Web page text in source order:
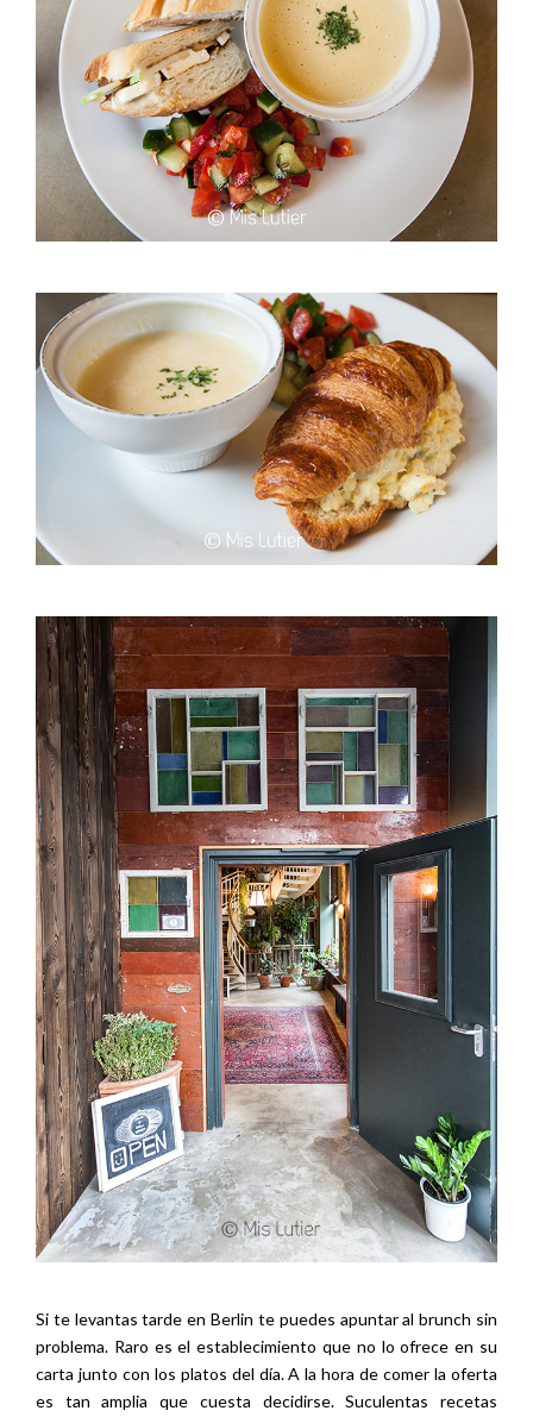
Si te levantas tarde en Berlin te puedes apuntar al brunch sin
problema. Raro es el establecimiento que no lo ofrece en su
carta junto con los platos del día. A la hora de comer la oferta
es tan amplia que cuesta decidirse. Suculentas recetas